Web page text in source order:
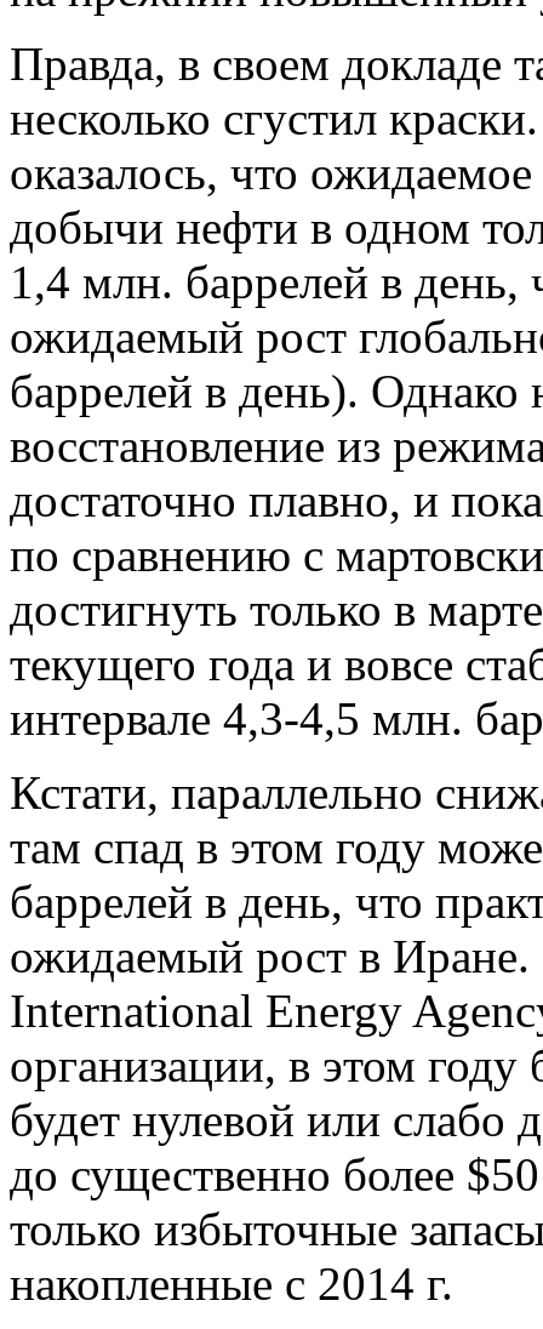
Правда, в своем докладе
несколько сгустил
оказалось, что
добычи нефти в одном
1,4 млн. баррелей в день,
ожидаемый рост
баррелей в день). Однако
восстановление из
достаточно плавно, и
по сравнению с
достигнуть только в
текущего года и вовсе
интервале 4,3-4,5 млн.
Кстати, параллельно
там спад в этом году
баррелей в день, что
ожидаемый рост в
International Energy
организации, в этом
будет нулевой или
до существенно более
только избыточные
накопленные с 2014 г.